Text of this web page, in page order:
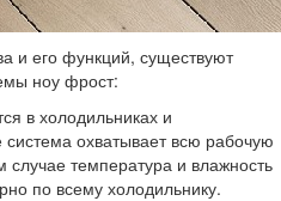
и его функций, существуют
ноу фрост:
в холодильниках и
охватывает всю рабочую
случае температура и влажность
по всему холодильнику.